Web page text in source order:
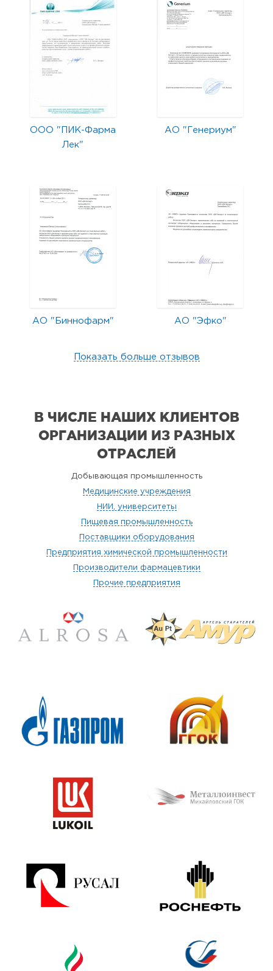
ООО "ПИК-Фарма
Лек"
АО "Генериум"
АО "Биннофарм" АО "Эфко"
Показать больше отзывов
В ЧИСЛЕ НАШИХ КЛИЕНТОВ
ОРГАНИЗАЦИИ ИЗ РАЗНЫХ
ОТРАСЛЕЙ
Добывающая промышленность
Медицинские учреждения
НИИ, университеты
Пищевая промышленность
Поставщики оборудования
Предприятия химической промышленности
Производители фармацевтики
Прочие предприятия